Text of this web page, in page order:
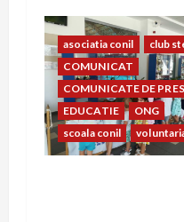
asociatia conil
club
COMUNICAT
COMUNICATE DE
EDUCATIE
ONG
scoala conil